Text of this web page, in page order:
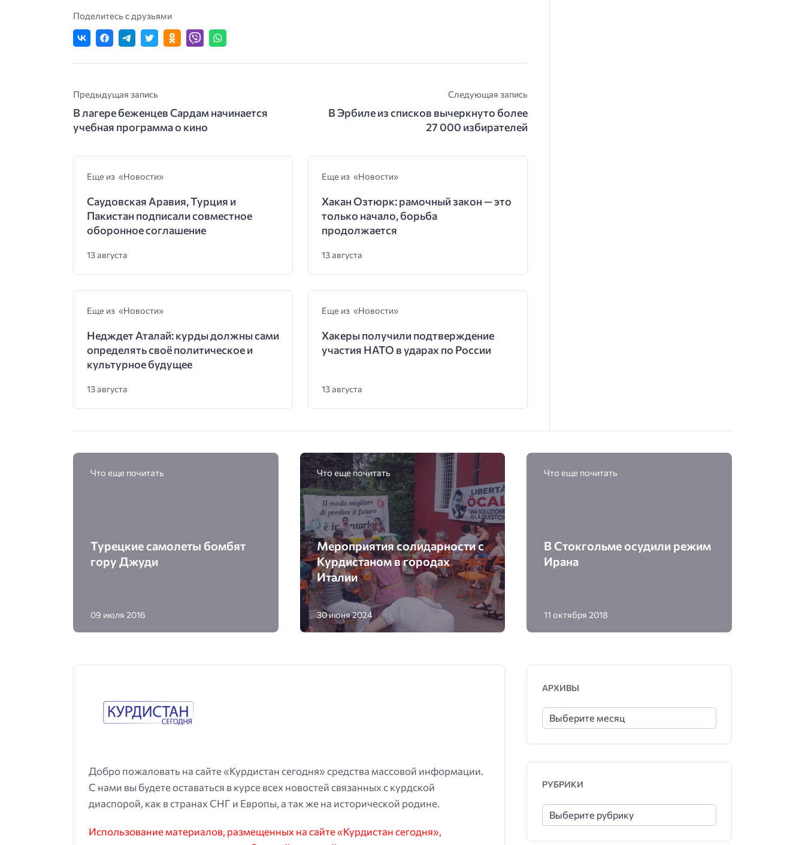
Поделитесь с друзьями
Предыдущая запись
В лагере беженцев Сардам начинается
учебная программа о кино
Следующая запись
В Эрбиле из списков вычеркнуто более
27 000 избирателей
Еще из «Новости»
Саудовская Аравия, Турция и
Пакистан подписали совместное
оборонное соглашение
13 августа
Еще из «Новости»
Хакан Озтюрк: рамочный закон — это
только начало, борьба
продолжается
13 августа
Еще из «Новости»
Недждет Аталай: курды должны сами
определять своё политическое и
культурное будущее
13 августа
Еще из «Новости»
Хакеры получили подтверждение
участия НАТО в ударах по России
13 августа
Что еще почитать
Турецкие самолеты бомбят
гору Джуди
09 июля 2016
Что еще почитать
Мероприятия солидарности с
Курдистаном в городах
Италии
30 июня 2024
Что еще почитать
В Стокгольме осудили режим
Ирана
11 октября 2018
Добро пожаловать на сайте «Курдистан сегодня» средства массовой информации.
С нами вы будете оставаться в курсе всех новостей связанных с курдской
диаспорой, как в странах СНГ и Европы, а так же на исторической родине.
Использование материалов, размещенных на сайте «Курдистан сегодня»,
АРХИВЫ
РУБРИКИ